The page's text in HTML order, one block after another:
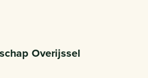
Overijssel